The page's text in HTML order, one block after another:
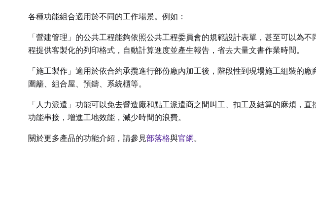
各種功能組合適用於不同的工作場景。例如：
「營建管理」的公共工程能夠依照公共工程委員會的規範設計表單，甚至可以為不
程提供客製化的列印格式，自動計算進度並產生報告，省去大量文書作業時間。
「施工製作」適用於依合約承攬進行部份廠內加工後，階段性到現場施工組裝的廠
圍籬、組合屋、預鑄、系統櫃等。
「人力派遣」功能可以免去營造廠和點工派遣商之間叫工、扣工及結算的麻煩，直
功能串接，增進工地效能，減少時間的浪費。
關於更多產品的功能介紹，請參見部落格與官網。